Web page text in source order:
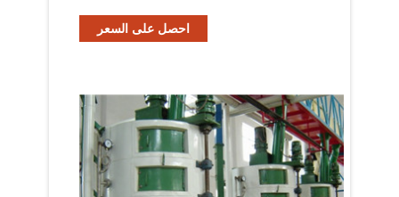
احصل على السعر